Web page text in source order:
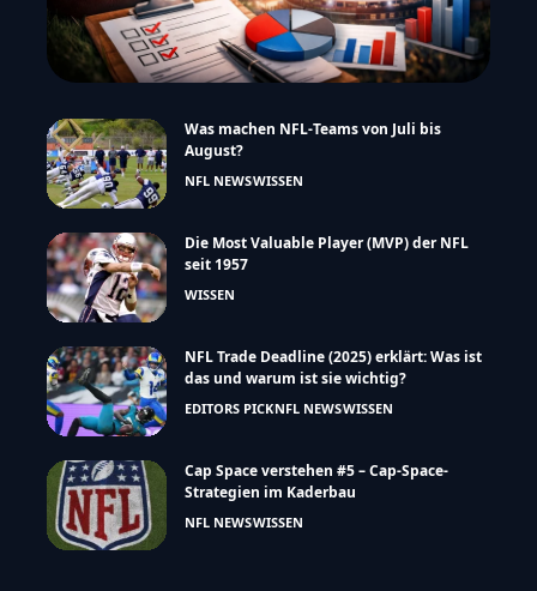
Was machen NFL-Teams von Juli bis
August?
NFL NEWSWISSEN
Die Most Valuable Player (MVP) der NFL
seit 1957
WISSEN
NFL Trade Deadline (2025) erklärt: Was ist
das und warum ist sie wichtig?
EDITORS PICKNFL NEWSWISSEN
Cap Space verstehen #5 – Cap-Space-
Strategien im Kaderbau
NFL NEWSWISSEN